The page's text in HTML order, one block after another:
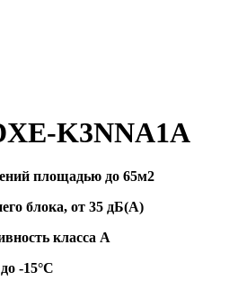
K3NNA1A
площадью до 65м2
блока, от 35 дБ(А)
класса А
-15°C